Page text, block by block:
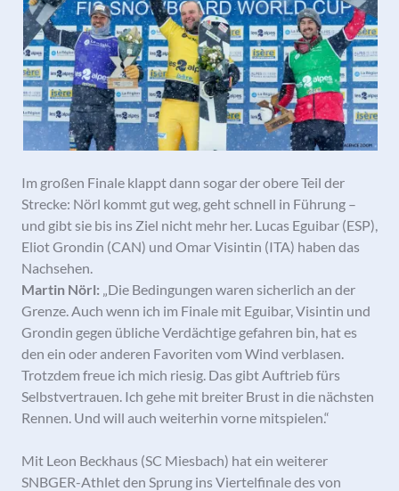
Im großen Finale klappt dann sogar der obere Teil der
Strecke: Nörl kommt gut weg, geht schnell in Führung –
und gibt sie bis ins Ziel nicht mehr her. Lucas Eguibar (ESP),
Eliot Grondin (CAN) und Omar Visintin (ITA) haben das
Nachsehen.
Martin Nörl: „Die Bedingungen waren sicherlich an der
Grenze. Auch wenn ich im Finale mit Eguibar, Visintin und
Grondin gegen übliche Verdächtige gefahren bin, hat es
den ein oder anderen Favoriten vom Wind verblasen.
Trotzdem freue ich mich riesig. Das gibt Auftrieb fürs
Selbstvertrauen. Ich gehe mit breiter Brust in die nächsten
Rennen. Und will auch weiterhin vorne mitspielen.“
Mit Leon Beckhaus (SC Miesbach) hat ein weiterer
SNBGER-Athlet den Sprung ins Viertelfinale des von